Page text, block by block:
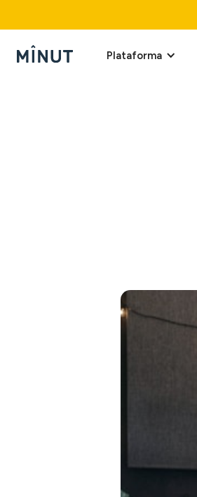
Plataforma